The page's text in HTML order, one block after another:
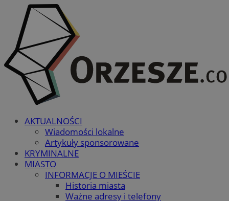
AKTUALNOŚCI
Wiadomości lokalne
Artykuły sponsorowane
KRYMINALNE
MIASTO
INFORMACJE O MIEŚCIE
Historia miasta
Ważne adresy i telefony